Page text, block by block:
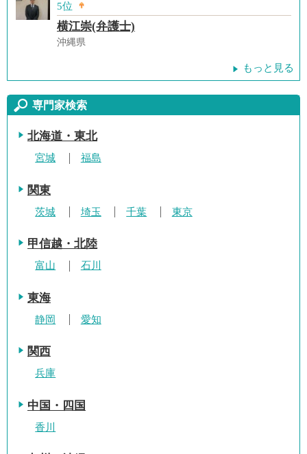
5位
横江崇(弁護士)
沖縄県
もっと見る
専門家検索
北海道・東北
宮城 福島
関東
茨城 埼玉 千葉 東京
甲信越・北陸
富山 石川
東海
静岡 愛知
関西
兵庫
中国・四国
香川